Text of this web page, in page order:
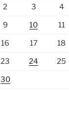
2 3 4
9 10 11
16 17 18
23 24 25
30